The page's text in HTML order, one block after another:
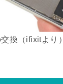
換（ifixitより）